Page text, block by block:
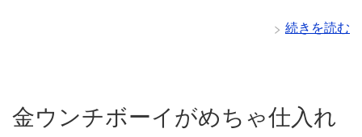
続きを読む
金ウンチボーイがめちゃ仕入れ